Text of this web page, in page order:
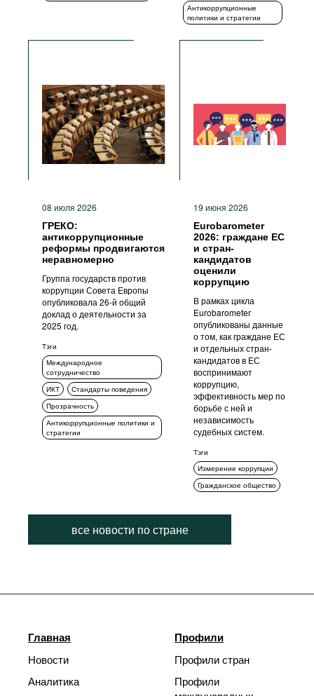
Антикоррупционные
политики и стратегии
08 июля 2026
ГРЕКО:
антикоррупционные
реформы продвигаются
неравномерно
Группа государств против
коррупции Совета Европы
опубликовала 26-й общий
доклад о деятельности за
2025 год.
Тэги
Международное
сотрудничество
ИКТ
Стандарты поведения
Прозрачность
Антикоррупционные политики и
стратегии
19 июня 2026
Eurobarometer
2026: граждане ЕС
и стран-
кандидатов
оценили
коррупцию
В рамках цикла
Eurobarometer
опубликованы данные
о том, как граждане ЕС
и отдельных стран-
кандидатов в ЕС
воспринимают
коррупцию,
эффективность мер по
борьбе с ней и
независимость
судебных систем.
Тэги
Измерение коррупции
Гражданское общество
все новости по стране
Главная
Новости
Аналитика
Профили
Профили стран
Профили